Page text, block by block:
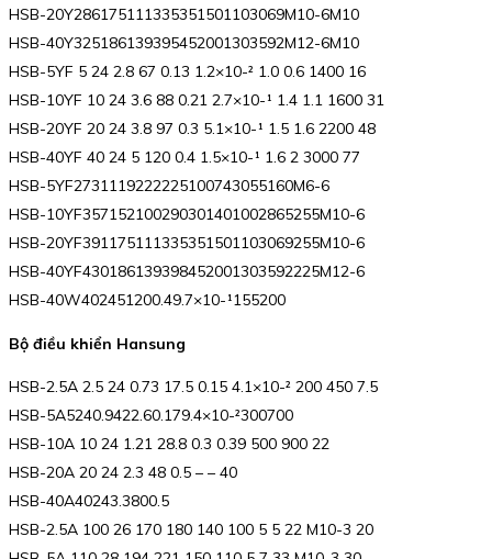
HSB-20Y286175111335351501103069M10-6M10
HSB-40Y325186139395452001303592M12-6M10
HSB-5YF 5 24 2.8 67 0.13 1.2×10-² 1.0 0.6 1400 16
HSB-10YF 10 24 3.6 88 0.21 2.7×10-¹ 1.4 1.1 1600 31
HSB-20YF 20 24 3.8 97 0.3 5.1×10-¹ 1.5 1.6 2200 48
HSB-40YF 40 24 5 120 0.4 1.5×10-¹ 1.6 2 3000 77
HSB-5YF2731119222225100743055160M6-6
HSB-10YF357152100290301401002865255M10-6
HSB-20YF391175111335351501103069255M10-6
HSB-40YF430186139398452001303592225M12-6
HSB-40W402451200.49.7×10-¹155200
Bộ điều khiển Hansung
HSB-2.5A 2.5 24 0.73 17.5 0.15 4.1×10-² 200 450 7.5
HSB-5A5240.9422.60.179.4×10-²300700
HSB-10A 10 24 1.21 28.8 0.3 0.39 500 900 22
HSB-20A 20 24 2.3 48 0.5 – – 40
HSB-40A40243.3800.5
HSB-2.5A 100 26 170 180 140 100 5 5 22 M10-3 20